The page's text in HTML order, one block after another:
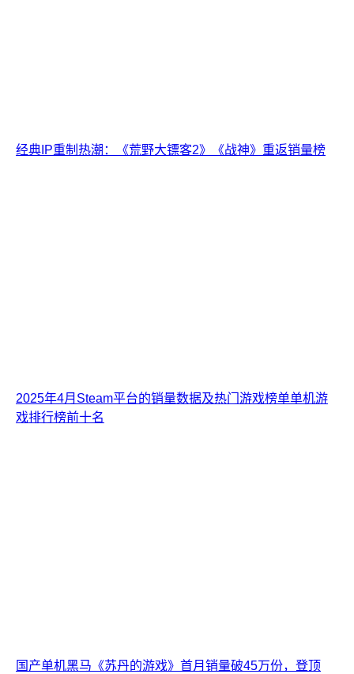
经典IP重制热潮：《荒野大镖客2》《战神》重返销量榜
2025年4月Steam平台的销量数据及热门游戏榜单单机游
戏排行榜前十名
国产单机黑马《苏丹的游戏》首月销量破45万份，登顶